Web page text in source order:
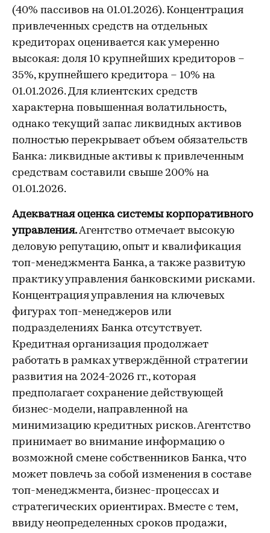
(40% пассивов на 01.01.2026). Концентрация
привлеченных средств на отдельных
кредиторах оценивается как умеренно
высокая: доля 10 крупнейших кредиторов –
35%, крупнейшего кредитора – 10% на
01.01.2026. Для клиентских средств
характерна повышенная волатильность,
однако текущий запас ликвидных активов
полностью перекрывает объем обязательств
Банка: ликвидные активы к привлеченным
средствам составили свыше 200% на
01.01.2026.
Адекватная оценка системы корпоративного
управления.Агентство отмечает высокую
деловую репутацию, опыт и квалификация
топ-менеджмента Банка, а также развитую
практику управления банковскими рисками.
Концентрация управления на ключевых
фигурах топ-менеджеров или
подразделениях Банка отсутствует.
Кредитная организация продолжает
работать в рамках утверждённой стратегии
развития на 2024-2026 гг., которая
предполагает сохранение действующей
бизнес-модели, направленной на
минимизацию кредитных рисков. Агентство
принимает во внимание информацию о
возможной смене собственников Банка, что
может повлечь за собой изменения в составе
топ-менеджмента, бизнес-процессах и
стратегических ориентирах. Вместе с тем,
ввиду неопределенных сроков продажи,